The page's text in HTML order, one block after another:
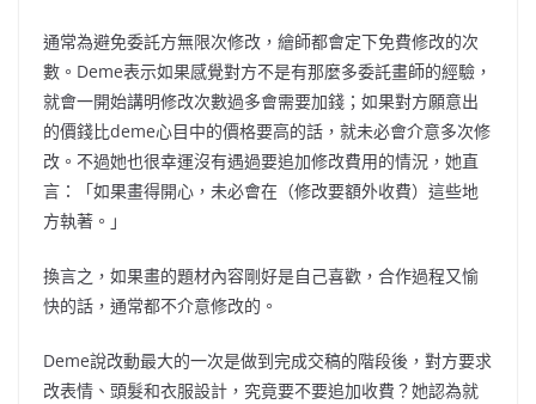
通常為避免委託方無限次修改，繪師都會定下免費修改的次
數。Deme表示如果感覺對方不是有那麼多委託畫師的經驗，
就會一開始講明修改次數過多會需要加錢；如果對方願意出
的價錢比deme心目中的價格要高的話，就未必會介意多次修
改。不過她也很幸運沒有遇過要追加修改費用的情況，她直
言：「如果畫得開心，未必會在（修改要額外收費）這些地
方執著。」
換言之，如果畫的題材內容剛好是自己喜歡，合作過程又愉
快的話，通常都不介意修改的。
Deme說改動最大的一次是做到完成交稿的階段後，對方要求
改表情、頭髮和衣服設計，究竟要不要追加收費？她認為就